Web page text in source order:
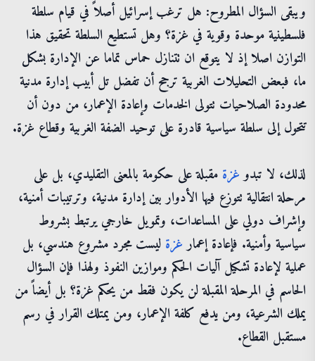
ويبقى السؤال المطروح: هل ترغب إسرائيل أصلاً في قيام سلطة
فلسطينية موحدة وقوية في غزة؟ وهل تستطيع السلطة تحقيق هذا
التوازن اصلا إذ لا يتوقع ان تتنازل حماس تماما عن الإدارة بشكل
ما، فبعض التحليلات الغربية ترجح أن تفضل تل أبيب إدارة مدنية
محدودة الصلاحيات تتولى الخدمات وإعادة الإعمار، من دون أن
تتحول إلى سلطة سياسية قادرة على توحيد الضفة الغربية وقطاع غزة.
لذلك، لا تبدوغزة مقبلة على حكومة بالمعنى التقليدي، بل على
مرحلة انتقالية تتوزع فيها الأدوار بين إدارة مدنية، وترتيبات أمنية،
وإشراف دولي على المساعدات، وتمويل خارجي يرتبط بشروط
سياسية وأمنية. فإعادة إعمارغزة ليست مجرد مشروع هندسي، بل
عملية لإعادة تشكيل آليات الحكم وموازين النفوذ ولهذا فإن السؤال
الحاسم في المرحلة المقبلة لن يكون فقط من يحكم غزة؟ بل أيضاً من
يملك الشرعية، ومن يدفع كلفة الإعمار، ومن يمتلك القرار في رسم
مستقبل القطاع.